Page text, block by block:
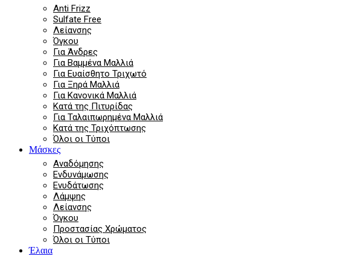
Anti Frizz
Sulfate Free
Λείανσης
Όγκου
Για Άνδρες
Για Βαμμένα Μαλλιά
Για Ευαίσθητο Τριχωτό
Για Ξηρά Μαλλιά
Για Κανονικά Μαλλιά
Κατά της Πιτυρίδας
Για Ταλαιπωρημένα Μαλλιά
Κατά της Τριχόπτωσης
Όλοι οι Τύποι
Μάσκες
Αναδόμησης
Ενδυνάμωσης
Ενυδάτωσης
Λάμψης
Λείανσης
Όγκου
Προστασίας Χρώματος
Όλοι οι Τύποι
Έλαια